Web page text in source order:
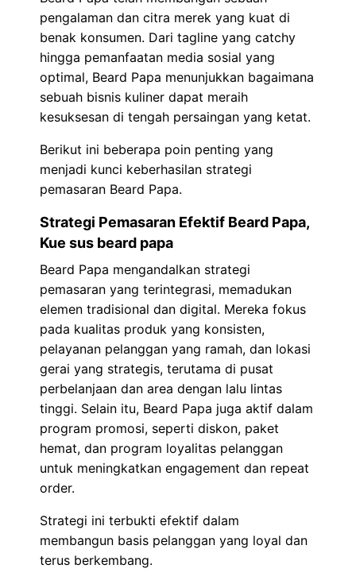
pengalaman dan citra merek yang kuat di
benak konsumen. Dari tagline yang catchy
hingga pemanfaatan media sosial yang
optimal, Beard Papa menunjukkan bagaimana
sebuah bisnis kuliner dapat meraih
kesuksesan di tengah persaingan yang ketat.
Berikut ini beberapa poin penting yang
menjadi kunci keberhasilan strategi
pemasaran Beard Papa.
Strategi Pemasaran Efektif Beard Papa,
Kue sus beard papa
Beard Papa mengandalkan strategi
pemasaran yang terintegrasi, memadukan
elemen tradisional dan digital. Mereka fokus
pada kualitas produk yang konsisten,
pelayanan pelanggan yang ramah, dan lokasi
gerai yang strategis, terutama di pusat
perbelanjaan dan area dengan lalu lintas
tinggi. Selain itu, Beard Papa juga aktif dalam
program promosi, seperti diskon, paket
hemat, dan program loyalitas pelanggan
untuk meningkatkan engagement dan repeat
order.
Strategi ini terbukti efektif dalam
membangun basis pelanggan yang loyal dan
terus berkembang.